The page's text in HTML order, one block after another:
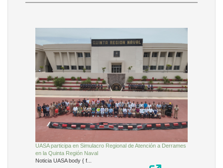
UASA participa en Simulacro Regional de Atención a Derrames
en la Quinta Región Naval
Noticia UASA body { f...